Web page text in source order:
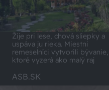
Žije pri lese, chová sliepky a
uspáva ju rieka. Miestni
remeselníci vytvorili bývanie,
ktoré vyzerá ako malý raj
ASB.SK